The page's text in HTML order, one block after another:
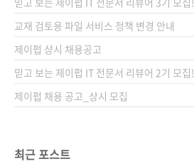
교재 검토용 파일 서비스 정책 변경 안내
제이펍 상시 채용공고
믿고 보는 제이펍 IT 전문서 리뷰어 2기 모집!
제이펍 채용 공고_상시 모집
최근 포스트